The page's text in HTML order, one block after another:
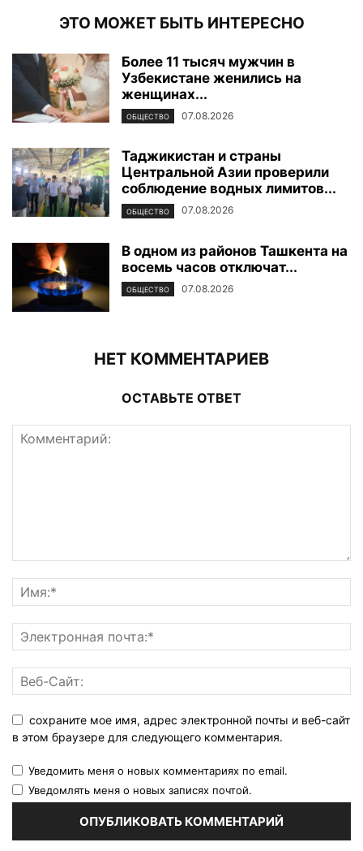
ЭТО МОЖЕТ БЫТЬ ИНТЕРЕСНО
Более 11 тысяч мужчин в
Узбекистане женились на
женщинах...
ОБЩЕСТВО 07.08.2026
Таджикистан и страны
Центральной Азии проверили
соблюдение водных лимитов...
ОБЩЕСТВО 07.08.2026
В одном из районов Ташкента на
восемь часов отключат...
ОБЩЕСТВО 07.08.2026
НЕТ КОММЕНТАРИЕВ
ОСТАВЬТЕ ОТВЕТ
сохраните мое имя, адрес электронной почты и веб-сайт
в этом браузере для следующего комментария.
Уведомить меня о новых комментариях по email.
Уведомлять меня о новых записях почтой.